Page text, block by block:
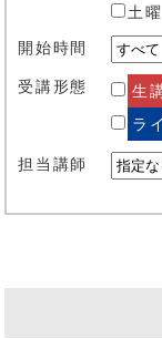
土曜
開始時間
受講形態
生
ラ
担当講師